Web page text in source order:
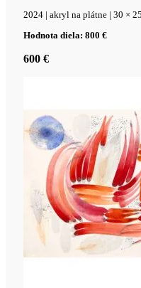
2024 | akryl na plátne | 30 ×
Hodnota diela: 800 €
600 €